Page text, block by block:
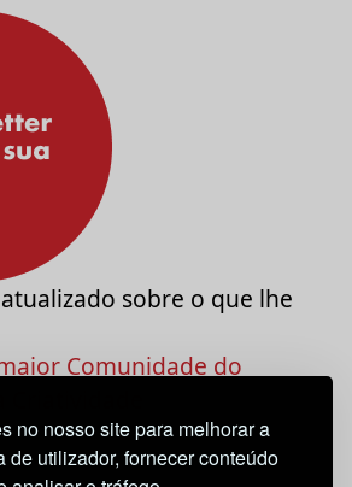
no nosso site para melhorar a
de utilizador, fornecer conteúdo
sobre o que lhe
Comunidade do